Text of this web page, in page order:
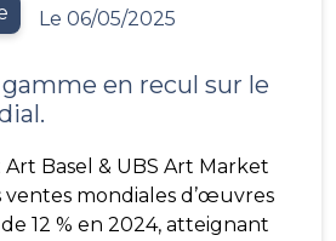
Le 06/05/2025
en recul sur le
Basel & UBS Art Market
ventes mondiales d’œuvres
12 % en 2024, atteignant